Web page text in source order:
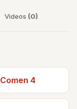
Videos (0)
Comen 4